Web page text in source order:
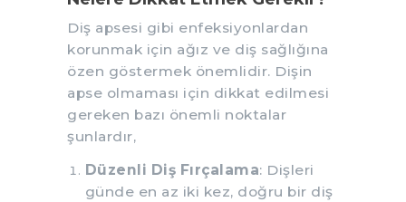
Diş apsesi gibi enfeksiyonlardan
korunmak için ağız ve diş sağlığına
özen göstermek önemlidir. Dişin
apse olmaması için dikkat edilmesi
gereken bazı önemli noktalar
şunlardır,
Düzenli Diş Fırçalama: Dişleri
günde en az iki kez, doğru bir diş